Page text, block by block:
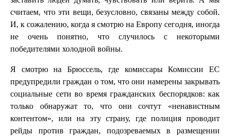
считаем, что эти вещи, безусловно, связаны между собой.
И, к сожалению, когда я смотрю на Европу сегодня, иногда
не очень понятно, что случилось с некоторыми
победителями холодной войны.
Я смотрю на Брюссель, где комиссары Комиссии ЕС
предупредили граждан о том, что они намерены закрывать
социальные сети во время гражданских беспорядков: как
только обнаружат то, что они сочтут «ненавистным
контентом», или на эту страну, где полиция проводит
рейды против граждан, подозреваемых в размещении